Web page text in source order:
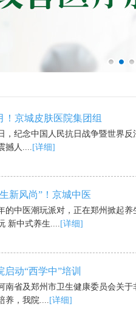
！京城皮肤医院集团组
，纪念中国人民抗日战争暨世界
撼人....
[详细]
新风尚”！京城中医
的中医潮玩派对，正在郑州掀起
新中式养生....
[详细]
启动“西学中”培训
南省及郑州市卫生健康委员会关
养，我院....
[详细]